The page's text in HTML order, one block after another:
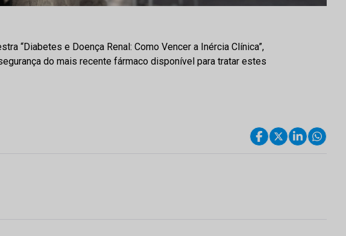
“Diabetes e Doença Renal: Como Vencer a Inércia Clínica”,
do mais recente fármaco disponível para tratar estes